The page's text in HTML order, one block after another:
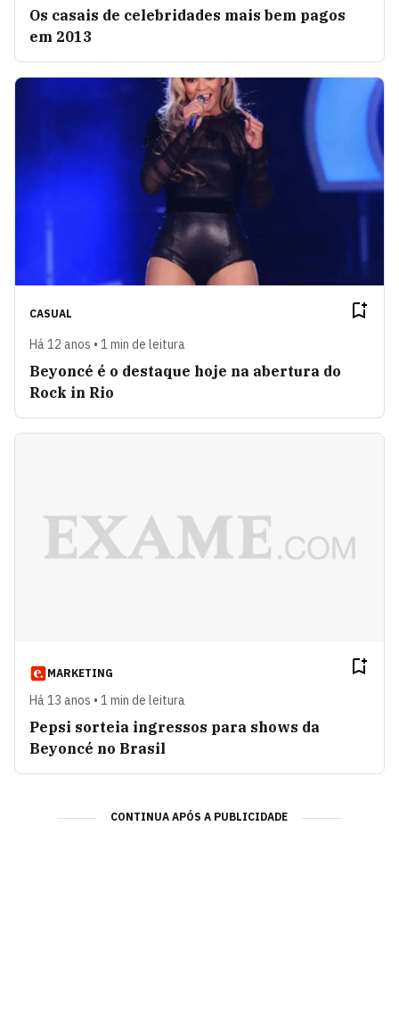
Os casais de celebridades mais bem pagos
em 2013
CASUAL
Há 12 anos • 1 min de leitura
Beyoncé é o destaque hoje na abertura do
Rock in Rio
MARKETING
Há 13 anos • 1 min de leitura
Pepsi sorteia ingressos para shows da
Beyoncé no Brasil
CONTINUA APÓS A PUBLICIDADE